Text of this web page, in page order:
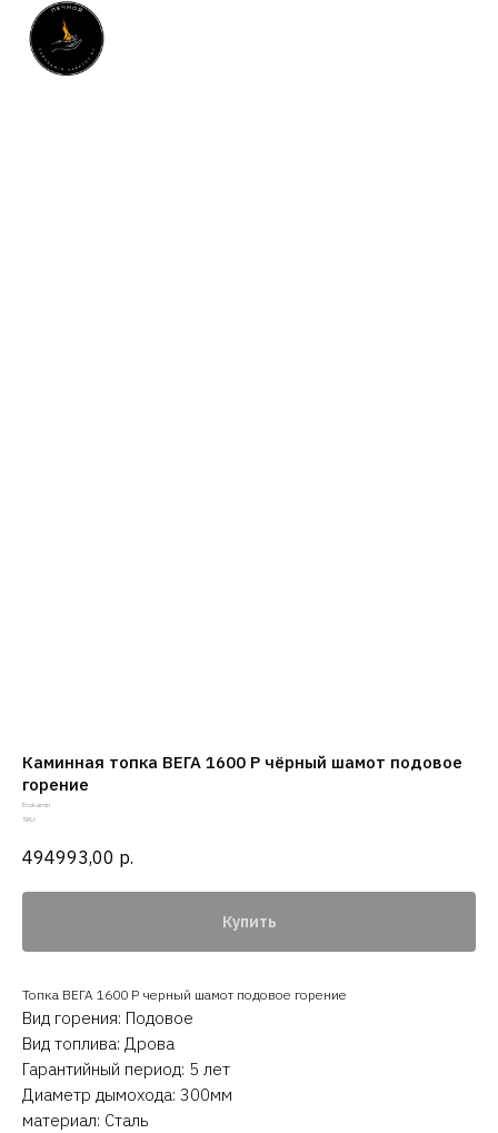
Каминная топка ВЕГА 1600 P чёрный шамот подовое
горение
Ecokamin
SKU:
494993,00 р.
Купить
Топка ВЕГА 1600 P черный шамот подовое горение
Вид горения: Подовое
Вид топлива: Дрова
Гарантийный период: 5 лет
Диаметр дымохода: 300мм
материал: Сталь